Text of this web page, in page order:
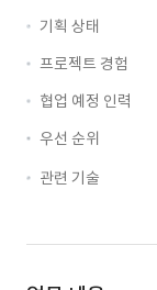
기획 상태
프로젝트 경험
협업 예정 인력
우선 순위
관련 기술